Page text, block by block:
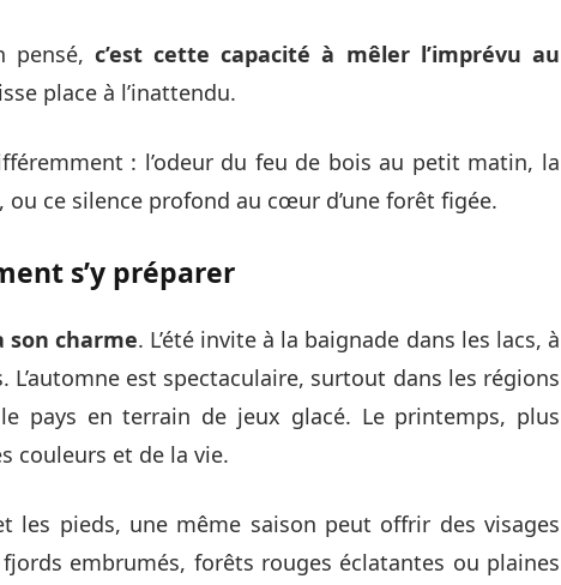
pensé, c’est cette capacité à mêler l’imprévu au
place à l’inattendu.
: l’odeur du feu de bois au petit matin, la
ou ce silence profond au cœur d’une forêt figée.
s’y préparer
son charme. L’été invite à la baignade dans les lacs, à
L’automne est spectaculaire, surtout dans les régions
le pays en terrain de jeux glacé. Le printemps, plus
couleurs et de la vie.
les pieds, une même saison peut offrir des visages
embrumés, forêts rouges éclatantes ou plaines